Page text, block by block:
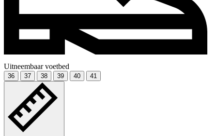
Uitneembaar voetbed
36 37 38 39 40 41